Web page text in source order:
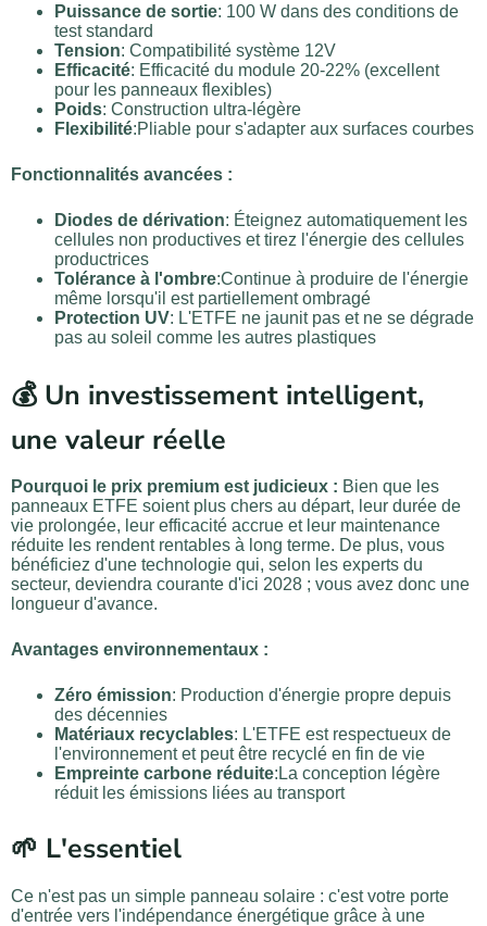
Puissance de sortie: 100 W dans des conditions de
test standard
Tension: Compatibilité système 12V
Efficacité: Efficacité du module 20-22% (excellent
pour les panneaux flexibles)
Poids: Construction ultra-légère
Flexibilité:Pliable pour s'adapter aux surfaces courbes
Fonctionnalités avancées :
Diodes de dérivation: Éteignez automatiquement les
cellules non productives et tirez l'énergie des cellules
productrices
Tolérance à l'ombre:Continue à produire de l'énergie
même lorsqu'il est partiellement ombragé
Protection UV: L'ETFE ne jaunit pas et ne se dégrade
pas au soleil comme les autres plastiques
💰 Un investissement intelligent,
une valeur réelle
Pourquoi le prix premium est judicieux : Bien que les
panneaux ETFE soient plus chers au départ, leur durée de
vie prolongée, leur efficacité accrue et leur maintenance
réduite les rendent rentables à long terme. De plus, vous
bénéficiez d'une technologie qui, selon les experts du
secteur, deviendra courante d'ici 2028 ; vous avez donc une
longueur d'avance.
Avantages environnementaux :
Zéro émission: Production d'énergie propre depuis
des décennies
Matériaux recyclables: L'ETFE est respectueux de
l'environnement et peut être recyclé en fin de vie
Empreinte carbone réduite:La conception légère
réduit les émissions liées au transport
🌱 L'essentiel
Ce n'est pas un simple panneau solaire : c'est votre porte
d'entrée vers l'indépendance énergétique grâce à une